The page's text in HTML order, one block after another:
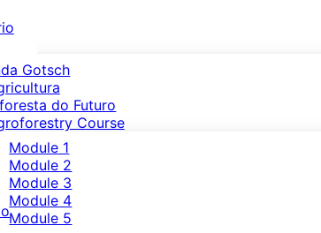
Gotsch
do Futuro
Course
Module 1
Module 2
Module 3
Module 4
Module 5